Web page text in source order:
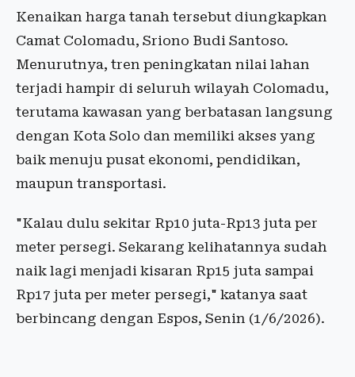
Kenaikan harga tanah tersebut diungkapkan
Camat Colomadu, Sriono Budi Santoso.
Menurutnya, tren peningkatan nilai lahan
terjadi hampir di seluruh wilayah Colomadu,
terutama kawasan yang berbatasan langsung
dengan Kota Solo dan memiliki akses yang
baik menuju pusat ekonomi, pendidikan,
maupun transportasi.
"Kalau dulu sekitar Rp10 juta-Rp13 juta per
meter persegi. Sekarang kelihatannya sudah
naik lagi menjadi kisaran Rp15 juta sampai
Rp17 juta per meter persegi," katanya saat
berbincang dengan Espos, Senin (1/6/2026).